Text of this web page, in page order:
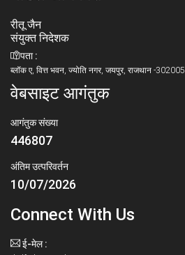
रीतू जैन
संयुक्त निदेशक
पता :
ब्लॉक ए, वित्त भवन, ज्योति नगर, जयपुर, राजथान -302005
वेबसाइट आगंतुक
आगंतुक संख्या
446807
अंतिम उत्परिवर्तन
10/07/2026
Connect With Us
ई-मेल :